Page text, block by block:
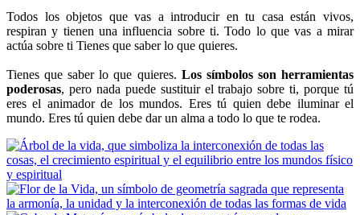
Todos los objetos que vas a introducir en tu casa están vivos,
respiran y tienen una influencia sobre ti. Todo lo que vas a mirar
actúa sobre ti Tienes que saber lo que quieres.
Tienes que saber lo que quieres. Los símbolos son herramientas
poderosas, pero nada puede sustituir el trabajo sobre ti, porque tú
eres el animador de los mundos. Eres tú quien debe iluminar el
mundo. Eres tú quien debe dar un alma a todo lo que te rodea.